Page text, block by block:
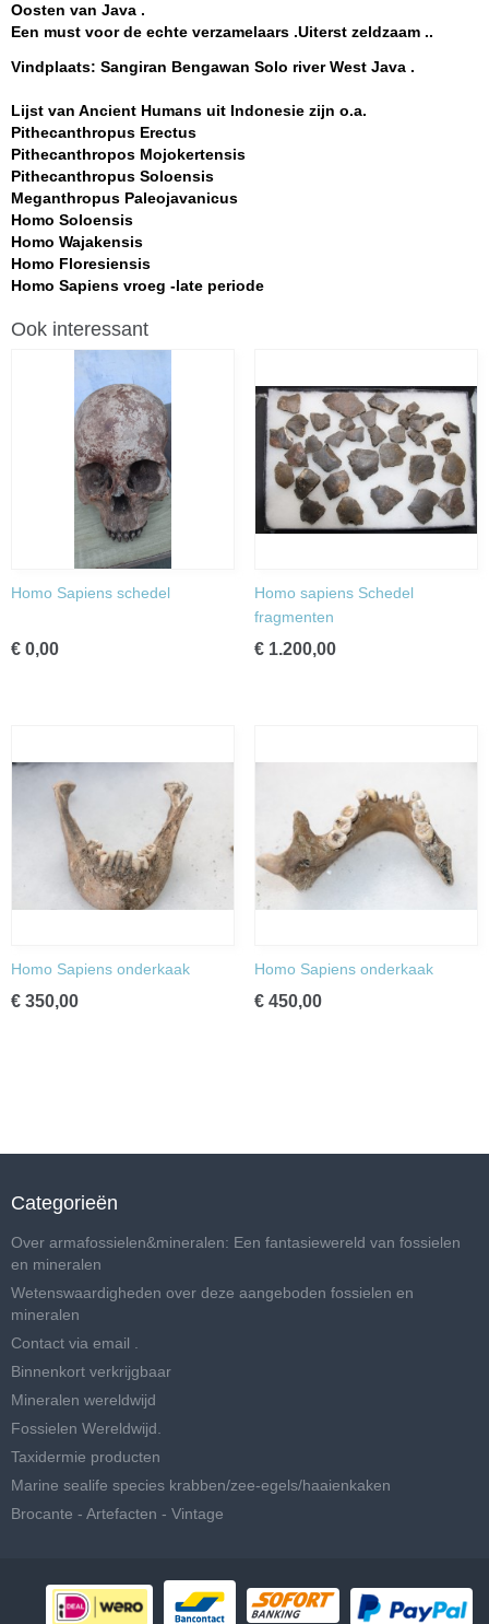
Oosten van Java .
Een must voor de echte verzamelaars .Uiterst zeldzaam ..
Vindplaats: Sangiran Bengawan Solo river West Java .
Lijst van Ancient Humans uit Indonesie zijn o.a.
Pithecanthropus Erectus
Pithecanthropos Mojokertensis
Pithecanthropus Soloensis
Meganthropus Paleojavanicus
Homo Soloensis
Homo Wajakensis
Homo Floresiensis
Homo Sapiens vroeg -late periode
Ook interessant
Homo Sapiens schedel
€ 0,00
Homo sapiens Schedel
fragmenten
€ 1.200,00
Homo Sapiens onderkaak
€ 350,00
Homo Sapiens onderkaak
€ 450,00
Categorieën
Over armafossielen&mineralen: Een fantasiewereld van fossielen
en mineralen
Wetenswaardigheden over deze aangeboden fossielen en
mineralen
Contact via email .
Binnenkort verkrijgbaar
Mineralen wereldwijd
Fossielen Wereldwijd.
Taxidermie producten
Marine sealife species krabben/zee-egels/haaienkaken
Brocante - Artefacten - Vintage